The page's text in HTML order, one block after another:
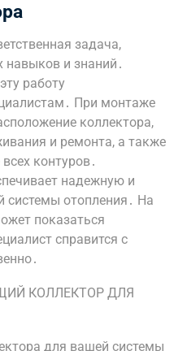
задача,
и знаний․
работу
При монтаже
коллектора,
и ремонта, а также
контуров․
надежную и
системы отопления․ На
показаться
справится с
КОЛЛЕКТОР ДЛЯ
для вашей системы